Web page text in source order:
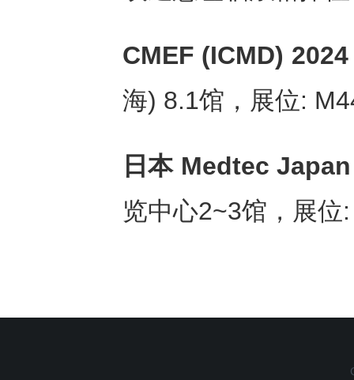
CMEF (ICMD)
海) 8.1馆，展位:
日本Medtec
览中心2~3馆，展位